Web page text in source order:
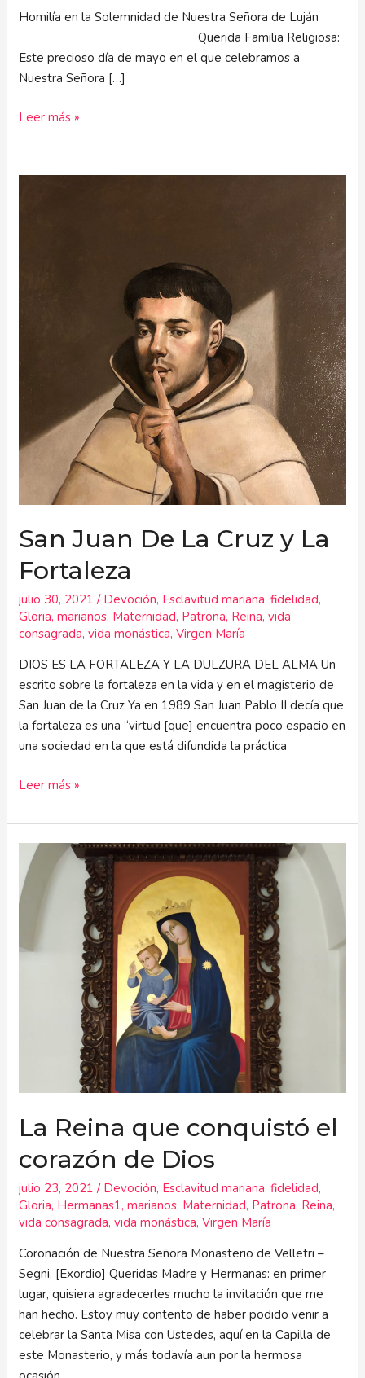
Homilía en la Solemnidad de Nuestra Señora de Luján
Querida Familia Religiosa:
Este precioso día de mayo en el que celebramos a
Nuestra Señora […]
Leer más »
San Juan De La Cruz y La
Fortaleza
julio 30, 2021/ Devoción, Esclavitud mariana,fidelidad,
Gloria,marianos, Maternidad, Patrona, Reina,vida
consagrada,vida monástica,Virgen María
DIOS ES LA FORTALEZA Y LA DULZURA DEL ALMA Un
escrito sobre la fortaleza en la vida y en el magisterio de
San Juan de la Cruz Ya en 1989 San Juan Pablo II decía que
la fortaleza es una “virtud [que] encuentra poco espacio en
una sociedad en la que está difundida la práctica
La
Fortaleza
Leer más »
La Reina que conquistó el
corazón de Dios
julio 23, 2021/ Devoción, Esclavitud mariana,fidelidad,
Gloria, Hermanas1,marianos, Maternidad, Patrona, Reina,
vida consagrada,vida monástica,Virgen María
Coronación de Nuestra Señora Monasterio de Velletri –
Segni, [Exordio] Queridas Madre y Hermanas: en primer
lugar, quisiera agradecerles mucho la invitación que me
han hecho. Estoy muy contento de haber podido venir a
celebrar la Santa Misa con Ustedes, aquí en la Capilla de
este Monasterio, y más todavía aun por la hermosa
Reina
que
corazón